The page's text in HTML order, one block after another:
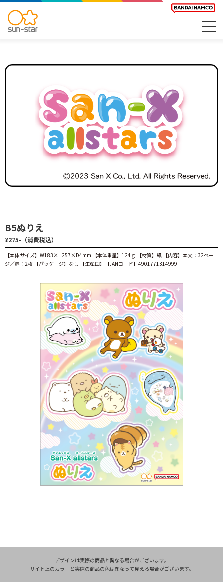
B5ぬりえ
¥275-（消費税込）
【本体サイズ】W183×H257×D4mm 【本体重量】124ｇ 【材質】紙 【内容】本文：32ペー
ジ／扉：2枚 【パッケージ】なし 【生産国】【JANコード】4901771314999
デザインは実際の商品と異なる場合がございます。
サイト上のカラーと実際の商品の色は異なって見える場合がございます。